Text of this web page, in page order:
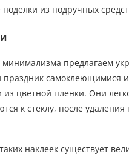
предлагаем
праздник самоклеющимися
из цветной пленки. Они
к стеклу, после удаления
наклеек существует